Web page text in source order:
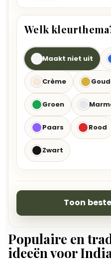
Welk
Maakt niet uit
Crème Goud
Groen
Paars Rood
Zwart
Toon
Populaire en
ideeën voor